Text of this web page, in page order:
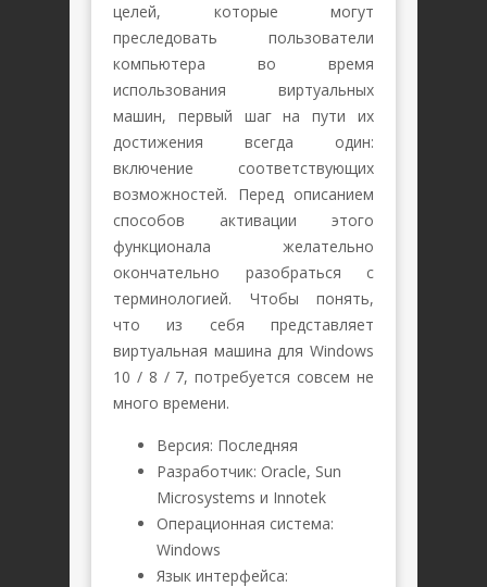
целей, которые могут
преследовать пользователи
компьютера во время
использования виртуальных
машин, первый шаг на пути их
достижения всегда один:
включение соответствующих
возможностей. Перед описанием
способов активации этого
функционала желательно
окончательно разобраться с
терминологией. Чтобы понять,
что из себя представляет
виртуальная машина для Windows
10 / 8 / 7, потребуется совсем не
много времени.
Версия: Последняя
Разработчик: Oracle, Sun
Microsystems и Innotek
Операционная система:
Windows
Язык интерфейса: